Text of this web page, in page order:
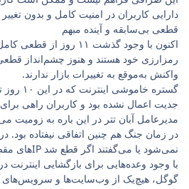
دارایی کاربران در امنیت کامل و بدون
قطعی بی‌سابقه و آینده مبهم
اکنون با وجود گذشت
رمزارزی خود هستند و هنوز چشم‌انداز
واکنش به‌موقع به تغییرات بازار ندارند.
جدیت اعمال نشده بود و کاربران راهی
مدیرعامل آبان تتر در این باره به زومیت
در زمان جنگ هم چنین اتفاقی نیفتاده بود.
نمی‌شود یا می‌گفتند اگر قطع شد IPهای مقصد را اعلام کنیم تا کمی دسترسی داشته باشیم ولی وضعیت فعلی پیچیده شده است.
با وجود وعده‌هایی برای بازگشایی
گوگل، هیچ‌یک از وب‌سایت‌ها و سرویس‌های